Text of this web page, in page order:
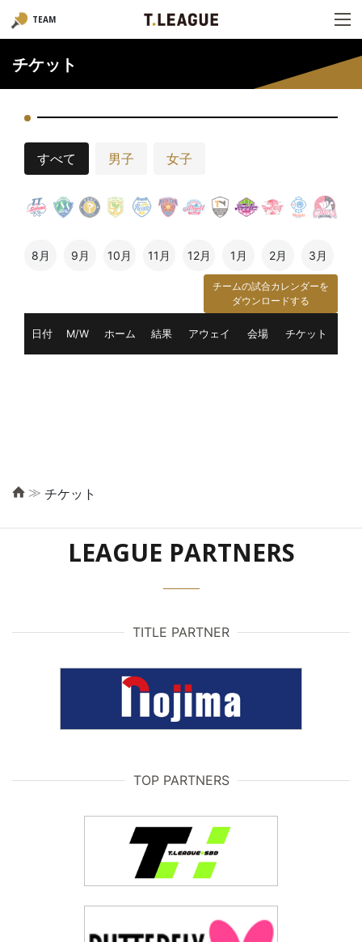
TEAM
チケット
すべて 男子 女子
8月 9月 10月 11月 12月 1月 2月 3月
チームの試合カレンダーを
ダウンロードする
日付 M/W ホーム 結果 アウェイ 会場 チケット
≫ チケット
LEAGUE PARTNERS
TITLE PARTNER
TOP PARTNERS